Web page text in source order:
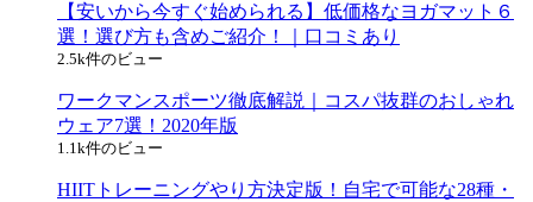
【安いから今すぐ始められる】低価格なヨガマット６
選！選び方も含めご紹介！｜口コミあり
2.5k件のビュー
ワークマンスポーツ徹底解説｜コスパ抜群のおしゃれ
ウェア7選！2020年版
1.1k件のビュー
HIITトレーニングやり方決定版！自宅で可能な28種・